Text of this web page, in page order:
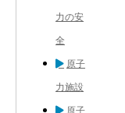
力の安
全
原子
力施設
原子